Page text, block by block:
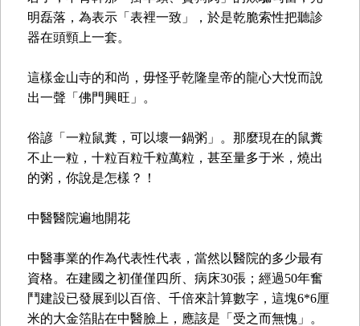
明磊落，為表示「表裡一致」，於是乾脆索性把聽診
器在頭頸上一套。
這樣金山寺的和尚，毋怪乎乾隆皇帝的龍心大悅而說
出一聲「佛門興旺」。
俗諺「一粒鼠糞，可以壞一鍋粥」。那麼現在的鼠糞
不止一粒，十粒百粒千粒萬粒，甚至量多于米，燒出
的粥，你說是怎樣？！
中醫醫院遍地開花
中醫事業的作為代表性代表，當然以醫院的多少最有
資格。在建國之初僅僅四所、病床30張；經過50年奮
鬥建設已發展到以百倍、千倍來計算數字，這塊6*6厘
米的大金箔貼在中醫臉上，應該是「受之而無愧」。